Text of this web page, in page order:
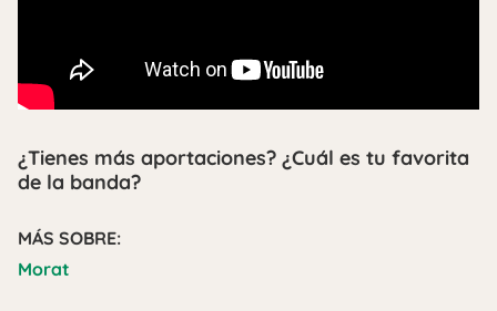
¿Tienes más aportaciones? ¿Cuál es tu favorita
de la banda?
MÁS SOBRE:
Morat